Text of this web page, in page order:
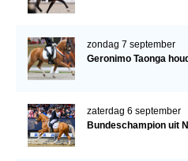
zondag 7 september
Geronimo Taonga
zaterdag 6 september
Bundeschampion uit